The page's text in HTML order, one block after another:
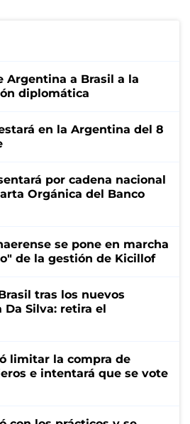
Argentina a Brasil a la
diplomática
en la Argentina del 8
por cadena nacional
Orgánica del Banco
se pone en marcha
de la gestión de Kicillof
tras los nuevos
Silva: retira el
limitar la compra de
e intentará que se vote